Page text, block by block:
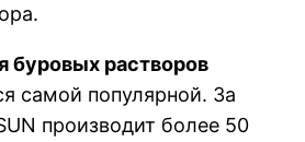
буровых растворов
самой популярной. За
производит более 50